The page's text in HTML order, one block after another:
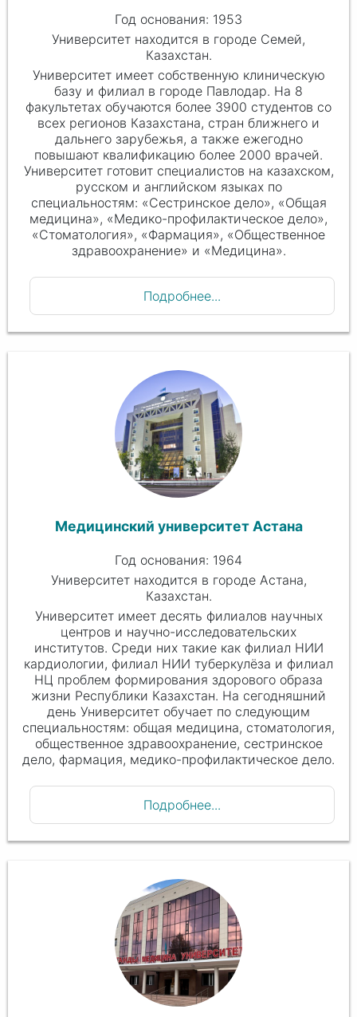
Год основания: 1953
Университет находится в городе Семей,
Казахстан.
Университет имеет собственную клиническую
базу и филиал в городе Павлодар. На 8
факультетах обучаются более 3900 студентов со
всех регионов Казахстана, стран ближнего и
дальнего зарубежья, а также ежегодно
повышают квалификацию более 2000 врачей.
Университет готовит специалистов на казахском,
русском и английском языках по
специальностям: «Сестринское дело», «Общая
медицина», «Медико-профилактическое дело»,
«Стоматология», «Фармация», «Общественное
здравоохранение» и «Медицина».
Подробнее...
Медицинский университет Астана
Год основания: 1964
Университет находится в городе Астана,
Казахстан.
Университет имеет десять филиалов научных
центров и научно-исследовательских
институтов. Среди них такие как филиал НИИ
кардиологии, филиал НИИ туберкулёза и филиал
НЦ проблем формирования здорового образа
жизни Республики Казахстан. На сегодняшний
день Университет обучает по следующим
специальностям: общая медицина, стоматология,
общественное здравоохранение, сестринское
дело, фармация, медико-профилактическое дело.
Подробнее...